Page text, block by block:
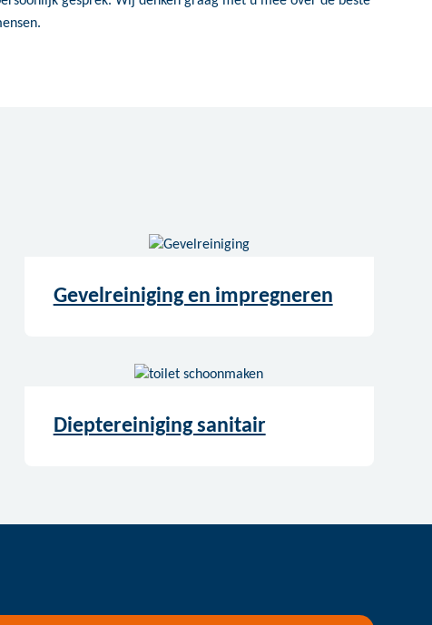
Gevelreiniging en impregneren
Dieptereiniging sanitair